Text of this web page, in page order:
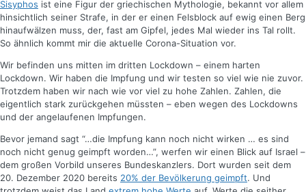
Sisyphos ist eine Figur der griechischen Mythologie, bekannt vor allem
hinsichtlich seiner Strafe, in der er einen Felsblock auf ewig einen Berg
hinaufwälzen muss, der, fast am Gipfel, jedes Mal wieder ins Tal rollt.
So ähnlich kommt mir die aktuelle Corona-Situation vor.
Wir befinden uns mitten im dritten Lockdown – einem harten
Lockdown. Wir haben die Impfung und wir testen so viel wie nie zuvor.
Trotzdem haben wir nach wie vor viel zu hohe Zahlen. Zahlen, die
eigentlich stark zurückgehen müssten – eben wegen des Lockdowns
und der angelaufenen Impfungen.
Bevor jemand sagt “…die Impfung kann noch nicht wirken … es sind
noch nicht genug geimpft worden…”, werfen wir einen Blick auf Israel –
dem großen Vorbild unseres Bundeskanzlers. Dort wurden seit dem
20. Dezember 2020 bereits 20% der Bevölkerung geimpft. Und